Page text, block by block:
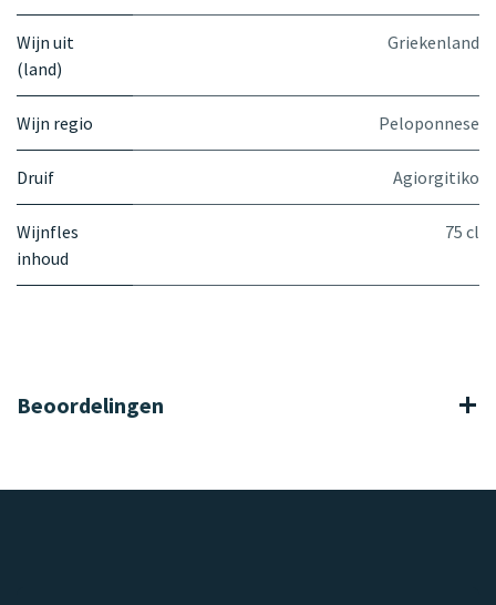
Wijn uit
(land)
Griekenland
Wijn regio Peloponnese
Druif Agiorgitiko
Wijnfles
inhoud
75 cl
Beoordelingen